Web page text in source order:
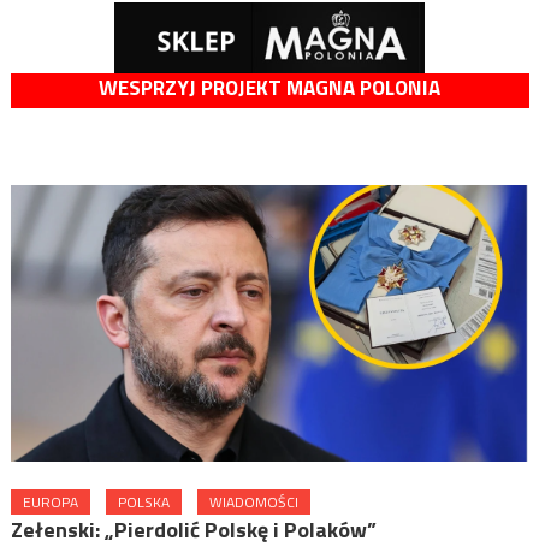
WESPRZYJ PROJEKT MAGNA POLONIA
EUROPA POLSKA WIADOMOŚCI
Zełenski: „Pierdolić Polskę i Polaków”